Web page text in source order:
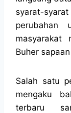
syarat-
perubahan
masyarakat
Buher
Salah satu
mengaku
terbaru